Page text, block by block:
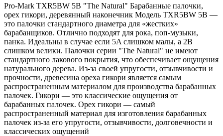
Pro-Mark TXR5BW 5B "The Natural" Барабанные палочки,
орех гикори, деревянный наконечник Модель TXR5BW 5B —
это палочки стандартного диаметра для «жестких»
барабанщиков. Отлично подходят для рока, поп-музыки,
панка. Идеальны в случае если 5A слишком малы, а 2B
слишком велики. Палочки серии "The Natural" не имеют
стандартного лакового покрытия, что обеспечивает ощущения
натурального дерева. Из-за своей упругости, отзывчивости и
прочности, древесина ореха гикори является самым
распространенным материалом для производства барабанных
палочек. Гикори — это классические ощущения от
барабанных палочек. Орех гикори — самый
распространенный материал для изготовления барабанных
палочек из-за его упругости, отзывчивости, долговечности и
классических ощущений